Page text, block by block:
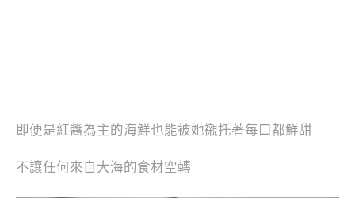
即便是紅醬為主的海鮮也能被她襯托著每口都鮮甜
不讓任何來自大海的食材空轉